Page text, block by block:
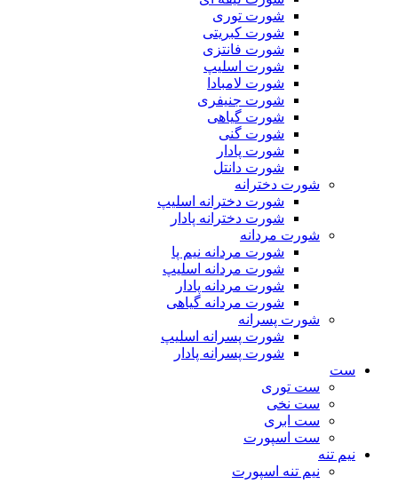
شورت توری
شورت کبریتی
شورت فانتزی
شورت اسلیپ
شورت لامبادا
شورت جنیفری
شورت گیاهی
شورت گنی
شورت پادار
شورت دانتل
شورت دخترانه
شورت دخترانه اسلیپ
شورت دخترانه پادار
شورت مردانه
شورت مردانه نیم پا
شورت مردانه اسلیپ
شورت مردانه پادار
شورت مردانه گیاهی
شورت پسرانه
شورت پسرانه اسلیپ
شورت پسرانه پادار
ست
ست توری
ست نخی
ست ابری
ست اسپورت
نیم تنه
نیم تنه اسپورت